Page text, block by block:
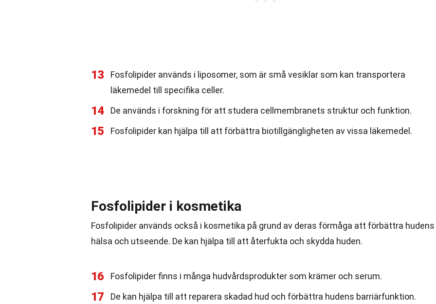
13
Fosfolipider används i liposomer, som är små vesiklar som kan transportera
läkemedel till specifika celler.
14 De används i forskning för att studera cellmembranets struktur och funktion.
15 Fosfolipider kan hjälpa till att förbättra biotillgängligheten av vissa läkemedel.
Fosfolipider i kosmetika
Fosfolipider används också i kosmetika på grund av deras förmåga att förbättra hudens
hälsa och utseende. De kan hjälpa till att återfukta och skydda huden.
16 Fosfolipider finns i många hudvårdsprodukter som krämer och serum.
17 De kan hjälpa till att reparera skadad hud och förbättra hudens barriärfunktion.